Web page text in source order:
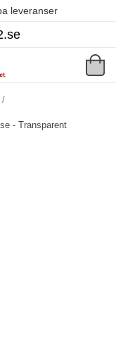
leveranser
/
- Transparent